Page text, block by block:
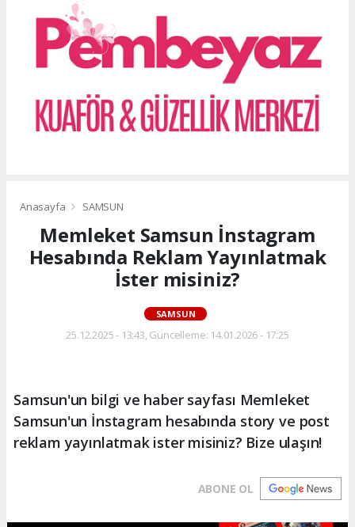
Anasayfa SAMSUN
Memleket Samsun İnstagram
Hesabında Reklam Yayınlatmak
İster misiniz?
SAMSUN
25.12.2025 - 13:43, Güncelleme: 14.01.2026 - 17:25
Samsun'un bilgi ve haber sayfası Memleket
Samsun'un İnstagram hesabında story ve post
reklam yayınlatmak ister misiniz? Bize ulaşın!
ABONE OL